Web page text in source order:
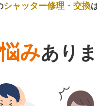
シャッター修理・交換
みあり